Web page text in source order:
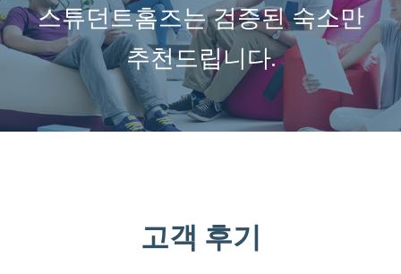
스튜던트홈즈는 검증된 숙소만
추천드립니다.
고객 후기